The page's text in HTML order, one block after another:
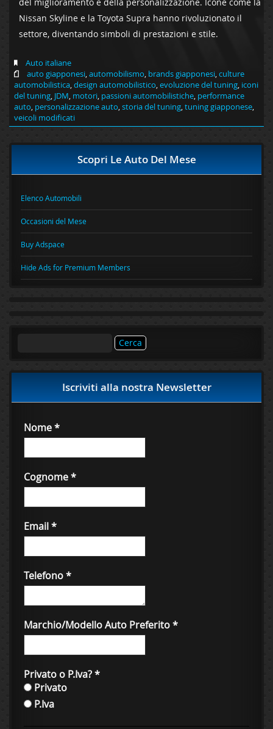
Nissan Skyline e la Toyota Supra hanno rivoluzionato il
settore, diventando simboli di prestazioni e stile.
Auto italiane
auto giapponesi,automobilismo, brands giapponesi,culture
automobilistica,design automobilistico,evoluzione del tuning, iconi
del tuning, JDM, motori, passioni automobilistiche, performance
auto, personalizzazione auto,storia del tuning,tuning giapponese,
veicoli modificati
Scopri Le Auto Del Mese
Elenco Automobili
Occasioni del Mese
Buy Adspace
Hide Ads for Premium Members
Iscriviti alla nostra Newsletter
Nome*
Cognome*
Email*
Telefono*
Marchio/Modello Auto Preferito*
Privato o P.Iva?*
Privato
P.Iva